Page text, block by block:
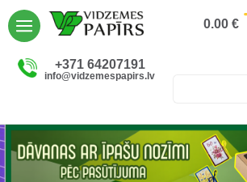
+371 64207191
info@vidzemespapirs.lv
0.00€
AIZVĒRT
Atlaides (12)